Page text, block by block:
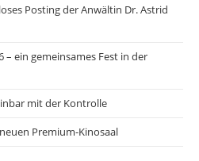
Posting der Anwältin Dr. Astrid
– ein gemeinsames Fest in der
mit der Kontrolle
Premium-Kinosaal